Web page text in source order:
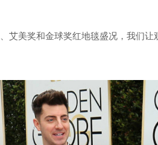
美奖和金球奖红地毯盛况，我们